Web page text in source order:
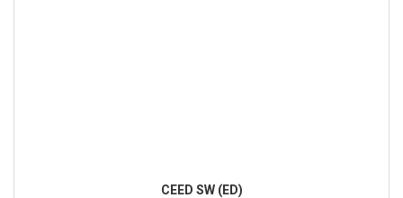
CEED SW (ED)